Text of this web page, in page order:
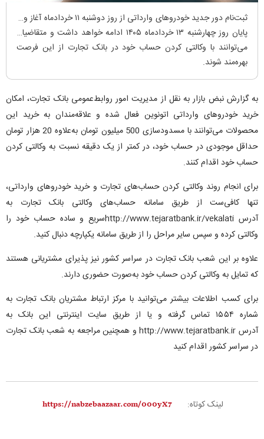
ثبت‌نام دور جدید خودرو‌های وارداتی از روز دوشنبه ۱۱ خردادماه آغاز و تا
پایان روز چهارشنبه ۱۳ خردادماه ۱۴۰۵ ادامه خواهد داشت و متقاضیان
می‌توانند با وکالتی کردن حساب خود در بانک تجارت از این فرصت
بهر‌ه‌مند شوند.
به گزارش نبض بازار به نقل از مدیریت امور روابط‌عمومی بانک تجارت، امکان
خرید خودروهای وارداتی اتونوین فعال شده و علاقه‌مندان به خرید این
محصولات می‌توانند با مسدودسازی 500 میلیون تومان به‌علاوه 20 هزار تومان
حداقل موجودی در حساب خود، در کمتر از یک دقیقه نسبت به وکالتی کردن
حساب خود اقدام کنند.
برای انجام روند وکالتی کردن حساب‌های تجارت و خرید خودروهای وارداتی،
تنها کافی‌ست از طریق سامانه حساب‌های وکالتی بانک تجارت به
آدرسhttp://www.tejaratbank.ir/vekalatiسریع و ساده حساب خود را
وکالتی کرده و سپس سایر مراحل را از طریق سامانه یکپارچه دنبال کنید.
علاوه بر این شعب بانک تجارت در سراسر کشور نیز پذیرای مشتریانی هستند
که تمایل به وکالتی کردن حساب خود به‌صورت حضوری دارند.
برای کسب اطلاعات بیشتر می‌توانید با مرکز ارتباط مشتریان بانک تجارت به
شماره ۱۵۵۴ تماس گرفته و یا از طریق سایت اینترنتی این بانک به
آدرس http://www.tejaratbank.irو همچنین مراجعه به شعب بانک تجارت
در سراسر کشور اقدام کنید
لینک کوتاه: